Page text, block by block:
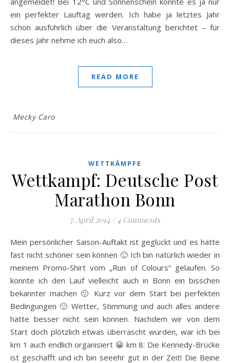
ein perfekter Lauftag werden. Ich habe ja letztes Jahr
schon ausführlich über die Veranstaltung berichtet – für
dieses Jahr nehme ich euch also…
READ MORE
Mecky Caro
WETTKÄMPFE
Wettkampf: Deutsche Post
Marathon Bonn
7. April 2014 / 4 Comments
Mein persönlicher Saison-Auftakt ist geglückt und es hätte
fast nicht schöner sein können 🙂 Ich bin natürlich wieder in
meinem Promo-Shirt vom „Run of Colours“ gelaufen. So
konnte ich den Lauf vielleicht auch in Bonn ein bisschen
bekannter machen 🙂 Kurz vor dem Start bei perfekten
Bedingungen 🙂 Wetter, Stimmung und auch alles andere
hätte besser nicht sein können. Nachdem wir von dem
Start doch plötzlich etwas überrascht wurden, war ich bei
km 1 auch endlich organisiert 😀 km 8: Die Kennedy-Brücke
ist geschafft und ich bin seeehr gut in der Zeit! Die Beine